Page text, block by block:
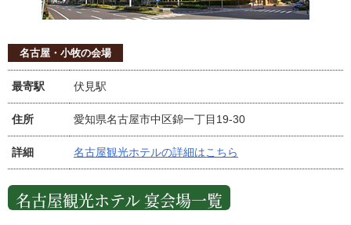
名古屋・小牧の会場
最寄駅 伏見駅
住所 愛知県名古屋市中区錦一丁目19-30
詳細 名古屋観光ホテルの詳細はこちら
名古屋観光ホテル 宴会場一覧